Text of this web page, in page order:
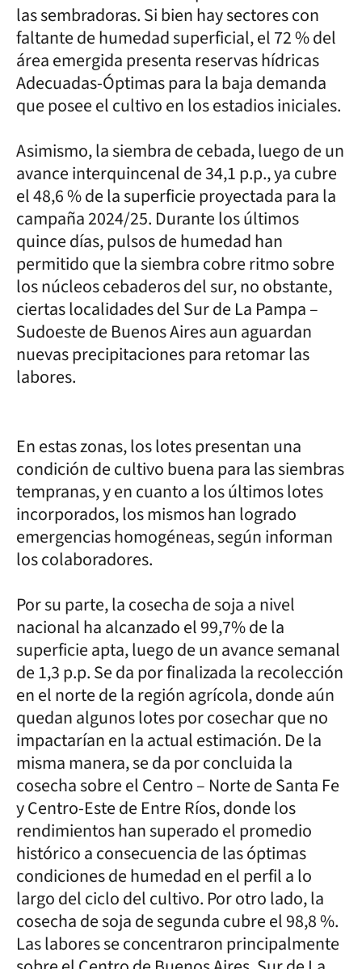
las sembradoras. Si bien hay sectores con
faltante de humedad superficial, el 72 % del
área emergida presenta reservas hídricas
Adecuadas-Óptimas para la baja demanda
que posee el cultivo en los estadios iniciales.
Asimismo, la siembra de cebada, luego de un
avance interquincenal de 34,1 p.p., ya cubre
el 48,6 % de la superficie proyectada para la
campaña 2024/25. Durante los últimos
quince días, pulsos de humedad han
permitido que la siembra cobre ritmo sobre
los núcleos cebaderos del sur, no obstante,
ciertas localidades del Sur de La Pampa –
Sudoeste de Buenos Aires aun aguardan
nuevas precipitaciones para retomar las
labores.
En estas zonas, los lotes presentan una
condición de cultivo buena para las siembras
tempranas, y en cuanto a los últimos lotes
incorporados, los mismos han logrado
emergencias homogéneas, según informan
los colaboradores.
Por su parte, la cosecha de soja a nivel
nacional ha alcanzado el 99,7% de la
superficie apta, luego de un avance semanal
de 1,3 p.p. Se da por finalizada la recolección
en el norte de la región agrícola, donde aún
quedan algunos lotes por cosechar que no
impactarían en la actual estimación. De la
misma manera, se da por concluida la
cosecha sobre el Centro – Norte de Santa Fe
y Centro-Este de Entre Ríos, donde los
rendimientos han superado el promedio
histórico a consecuencia de las óptimas
condiciones de humedad en el perfil a lo
largo del ciclo del cultivo. Por otro lado, la
cosecha de soja de segunda cubre el 98,8 %.
Las labores se concentraron principalmente